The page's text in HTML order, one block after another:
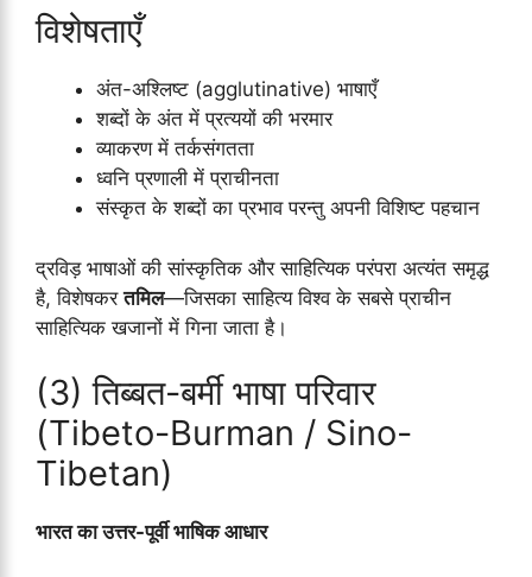
विशेषताएँ
अंत-अश्लिष्ट (agglutinative) भाषाएँ
शब्दों के अंत में प्रत्ययों की भरमार
व्याकरण में तर्कसंगतता
ध्वनि प्रणाली में प्राचीनता
संस्कृत के शब्दों का प्रभाव परन्तु अपनी विशिष्ट पहचान
द्रविड़ भाषाओं की सांस्कृतिक और साहित्यिक परंपरा अत्यंत समृद्ध
है, विशेषकरतमिल—जिसका साहित्य विश्व के सबसे प्राचीन
साहित्यिक खजानों में गिना जाता है।
(3) तिब्बत-बर्मी भाषा परिवार
(Tibeto-Burman / Sino-
Tibetan)
भारत का उत्तर-पूर्वी भाषिक आधार